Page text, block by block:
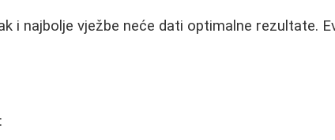
i najbolje vježbe neće dati optimalne rezultate.